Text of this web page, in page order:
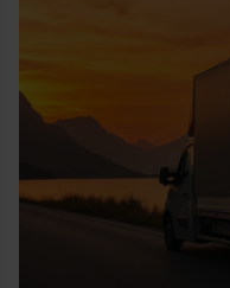
Jednocześnie
wiatrem. Na froncie
drzwi przeszklone
rozmiarze 70×150
wpada sporo
przyjemny klimat.
Sevilla to domek
wykorzystać tak, jak
miejscem spotkań na